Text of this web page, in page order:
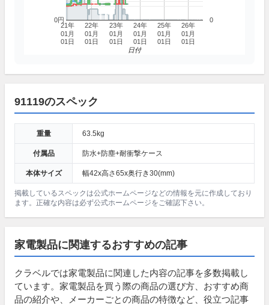
21年
01月
01日
22年
01月
01日
23年
01月
01日
24年
01月
01日
25年
01月
01日
26年
01月
01日
0円 0
日付
91119のスペック
重量 63.5kg
付属品 防水+防塵+耐衝撃ケース
本体サイズ 幅42x高さ65x奥行き30(mm)
掲載しているスペックは公式ホームページなどの情報を元に作成しており
ます。正確な内容は必ず公式ホームページをご確認下さい。
家電製品に関連するおすすめの記事
クラベルでは家電製品に関連した内容の記事を多数掲載し
ています。家電製品を買う際の商品の選び方、おすすめ商
品の紹介や、メーカーごとの商品の特徴など、役立つ記事